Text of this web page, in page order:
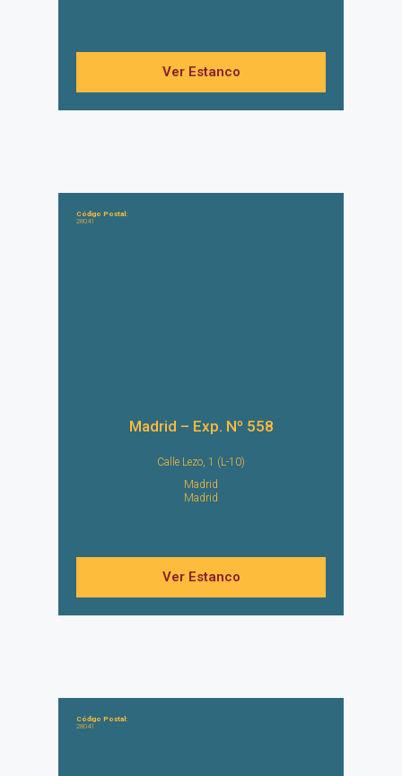
Ver Estanco
Código Postal:
28041
Madrid – Exp. Nº 558
Calle Lezo, 1 (L-10)
Madrid
Madrid
Ver Estanco
Código Postal:
28041